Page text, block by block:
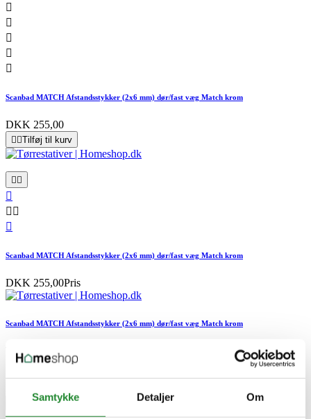
Samtykke Detaljer Om





Scanbad MATCH Afstandsstykker (2x6 mm) dør/fast væg Match krom
DKK 255,00
 Tilføj til kurv
 

 

Scanbad MATCH Afstandsstykker (2x6 mm) dør/fast væg Match krom
DKK 255,00Pris
Scanbad MATCH Afstandsstykker (2x6 mm) dør/fast væg Match krom
Tørrestativer
Scanbad Afstandsstykker (2x6 mm) dør/fast væg Match krom -
1600628